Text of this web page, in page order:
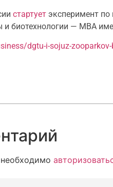
стартует эксперимент по
биотехнологии — МВА
dgtu-i-sojuz-